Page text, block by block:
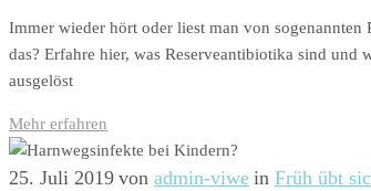
Immer wieder hört oder liest man von sogenannten
das? Erfahre hier, was Reserveantibiotika sind
ausgelöst
Mehr erfahren
25. Juli 2019 von admin-viwe in Früh übt